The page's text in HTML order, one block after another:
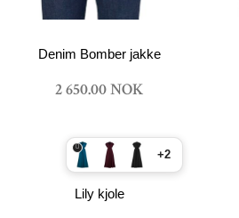
Denim Bomber jakke
2 650.00 NOK
+2
Lily kjole